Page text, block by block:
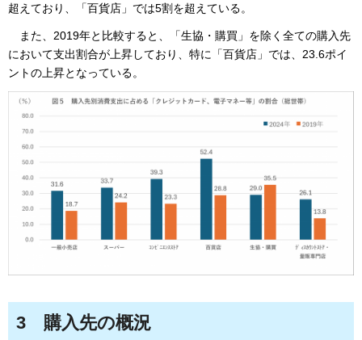
超えており、「百貨店」では5割を超えている。
また、 2019年と比較すると、「生協・購買」を除く全ての購入先
において支出割合が上昇しており、特に「百貨店」では、23.6ポイ
ントの上昇となっている。
3 購入先の概況